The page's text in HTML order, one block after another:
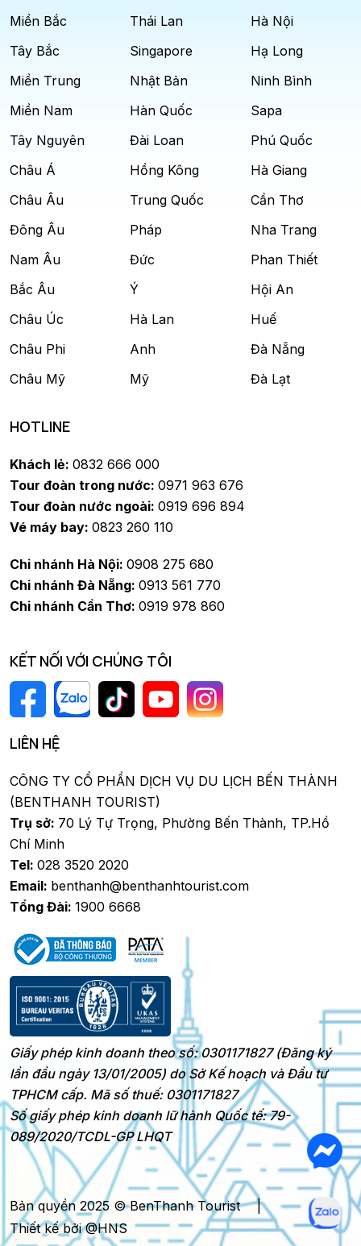
Miền Bắc
Tây Bắc
Miền Trung
Miền Nam
Tây Nguyên
Châu Á
Châu Âu
Đông Âu
Nam Âu
Bắc Âu
Châu Úc
Châu Phi
Châu Mỹ
Thái Lan
Singapore
Nhật Bản
Hàn Quốc
Đài Loan
Hồng Kông
Trung Quốc
Pháp
Đức
Ý
Hà Lan
Anh
Mỹ
Hà Nội
Hạ Long
Ninh Bình
Sapa
Phú Quốc
Hà Giang
Cần Thơ
Nha Trang
Phan Thiết
Hội An
Huế
Đà Nẵng
Đà Lạt
HOTLINE
Khách lẻ: 0832 666 000
Tour đoàn trong nước: 0971 963 676
Tour đoàn nước ngoài: 0919 696 894
Vé máy bay: 0823 260 110
Chi nhánh Hà Nội: 0908 275 680
Chi nhánh Đà Nẵng: 0913 561 770
Chi nhánh Cần Thơ: 0919 978 860
KẾT NỐI VỚI CHÚNG TÔI
LIÊN HỆ
CÔNG TY CỔ PHẦN DỊCH VỤ DU LỊCH BẾN THÀNH
(BENTHANH TOURIST)
Trụ sở: 70 Lý Tự Trọng, Phường Bến Thành, TP.Hồ
Chí Minh
Tel: 028 3520 2020
Email: benthanh@benthanhtourist.com
Tổng Đài: 1900 6668
Giấy phép kinh doanh theo số: 0301171827 (Đăng ký
lần đầu ngày 13/01/2005) do Sở Kế hoạch và Đầu tư
TPHCM cấp. Mã số thuế: 0301171827
Số giấy phép kinh doanh lữ hành Quốc tế: 79-
089/2020/TCDL-GP LHQT
Bản quyền 2025 © BenThanh Tourist
|
Thiết kế bởi @HNS